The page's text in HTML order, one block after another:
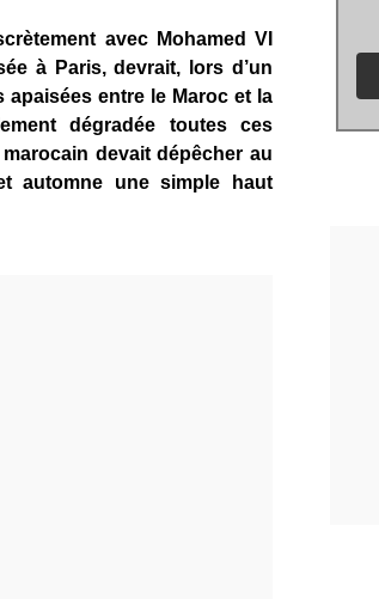
avec Mohamed VI
à Paris, devrait, lors d’un
entre le Maroc et la
dégradée toutes ces
devait dépêcher au
automne une simple haut